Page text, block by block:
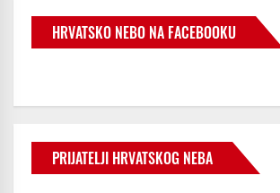
HRVATSKO NEBO NA FACEBOOKU
PRIJATELJI HRVATSKOG NEBA